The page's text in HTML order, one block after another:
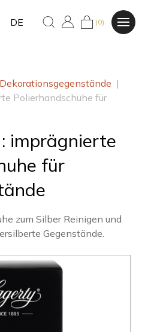
DE (0)
|
Polierhandschuhe für
imprägnierte
für
zum Silber Reinigen und
Gegenstände.